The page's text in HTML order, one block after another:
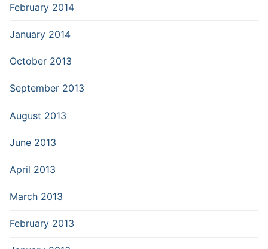
February 2014
January 2014
October 2013
September 2013
August 2013
June 2013
April 2013
March 2013
February 2013